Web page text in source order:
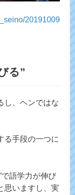
20191009
る”
し、ヘンではな
る手段の一つに
で語学力が伸び
思いますし、実